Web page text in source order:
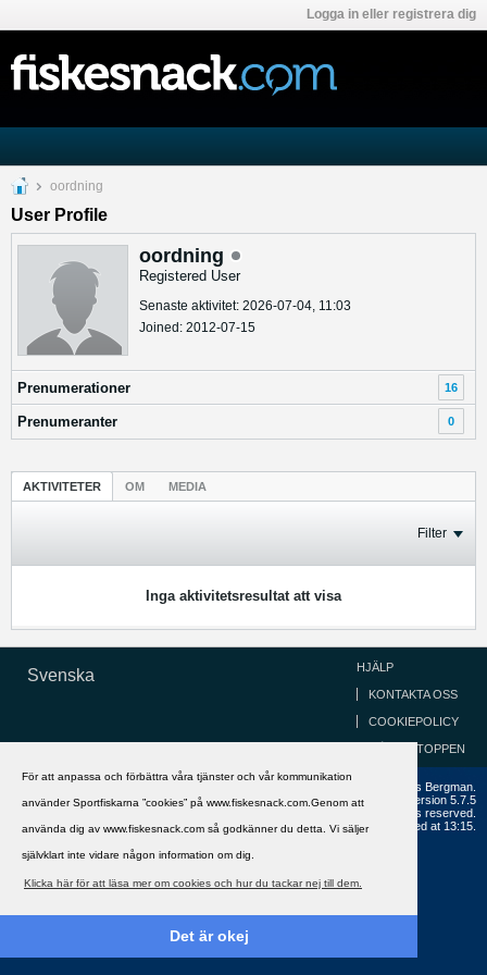
För att anpassa och förbättra våra tjänster och vår kommunikation
använder Sportfiskarna ”cookies” på www.fiskesnack.com.Genom att
använda dig av www.fiskesnack.com så godkänner du detta. Vi säljer
självklart inte vidare någon information om dig.
Klicka här för att läsa mer om cookies och hur du tackar nej till dem.
Det är okej
Logga in eller registrera dig
oordning
User Profile
oordning
Registered User
Senaste aktivitet: 2026-07-04, 11:03
Joined: 2012-07-15
Prenumerationer 16
Prenumeranter 0
AKTIVITETER OM MEDIA
Filter
Inga aktivitetsresultat att visa
Svenska HJÄLP
KONTAKTA OSS
COOKIEPOLICY
GÅ TILL TOPPEN
Copyright ©2002 - 2021, FiskeSnack.com. Grundad 2002 av Anders Bergman.
Powered byvBulletin®
Version 5.7.5
Copyright © 2026 MH Sub I, LLC dba vBulletin. All rights reserved.
All times are GMT+1. This page was generated at 13:15.